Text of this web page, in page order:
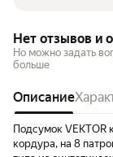
Нет отзывов и
Но можно задать
больше
Описание
Подсумок VEKTOR
кордура, на 8